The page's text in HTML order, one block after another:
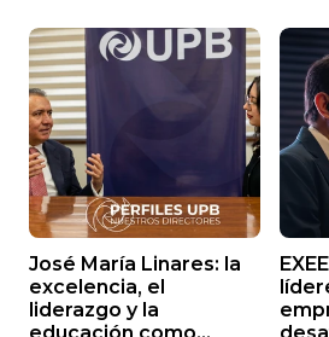
José María Linares: la
excelencia, el
liderazgo y la